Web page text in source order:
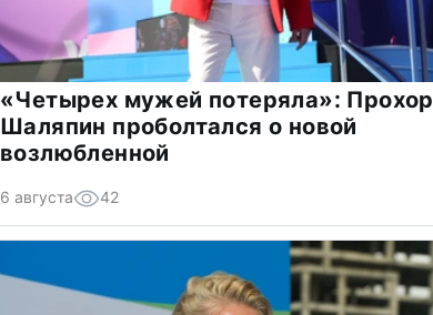
«Четырех мужей потеряла»: Прохор
Шаляпин проболтался о новой
возлюбленной
6 августа 42